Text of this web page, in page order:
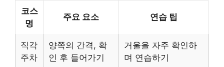
코스
명
주요 요소 연습 팁
직각
주차
양쪽의 간격, 확
인 후 들어가기
거울을 자주 확인하
며 연습하기